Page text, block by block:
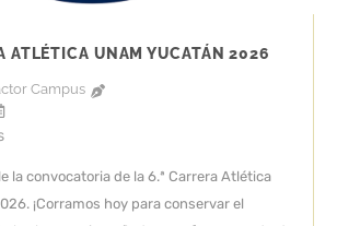
ATLÉTICA UNAM YUCATÁN 2026
Campus
la convocatoria de la 6.ª Carrera Atlética
¡Corramos hoy para conservar el